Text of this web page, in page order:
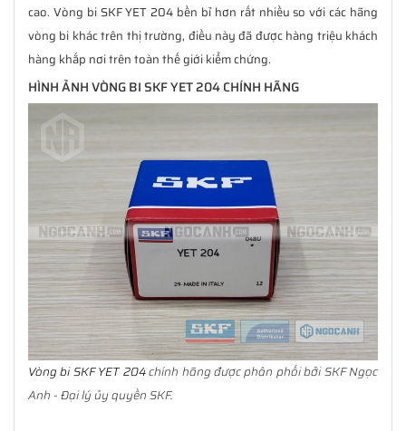
cao. Vòng bi SKF YET 204 bền bỉ hơn rất nhiều so với các hãng
vòng bi khác trên thị trường, điều này đã được hàng triệu khách
hàng khắp nơi trên toàn thế giới kiểm chứng.
HÌNH ẢNH VÒNG BI SKF YET 204 CHÍNH HÃNG
Vòng bi SKF YET 204chính hãng được phân phối bởi SKF Ngọc
Anh - Đại lý ủy quyền SKF.